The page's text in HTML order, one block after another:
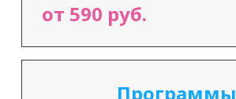
от 590 руб.
Программы